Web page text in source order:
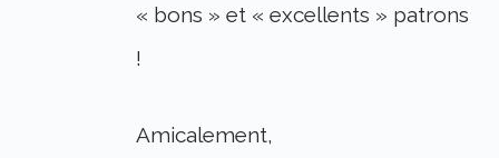
« bons » et « excellents » patrons
!
Amicalement,